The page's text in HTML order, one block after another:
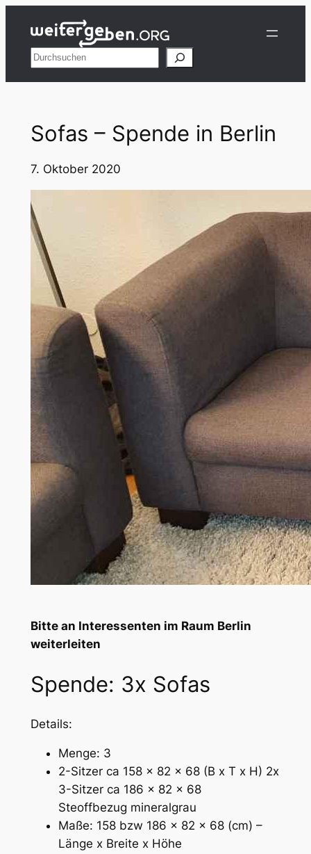
Inhalt
springenSuchen
Sofas – Spende in Berlin
7. Oktober 2020
Bitte an Interessenten im Raum Berlin
weiterleiten
Spende: 3x Sofas
Details:
Menge: 3
2-Sitzer ca 158 x 82 x 68 (B x T x H) 2x
3-Sitzer ca 186 x 82 x 68
Steoffbezug mineralgrau
Maße: 158 bzw 186 x 82 x 68 (cm) –
Länge x Breite x Höhe